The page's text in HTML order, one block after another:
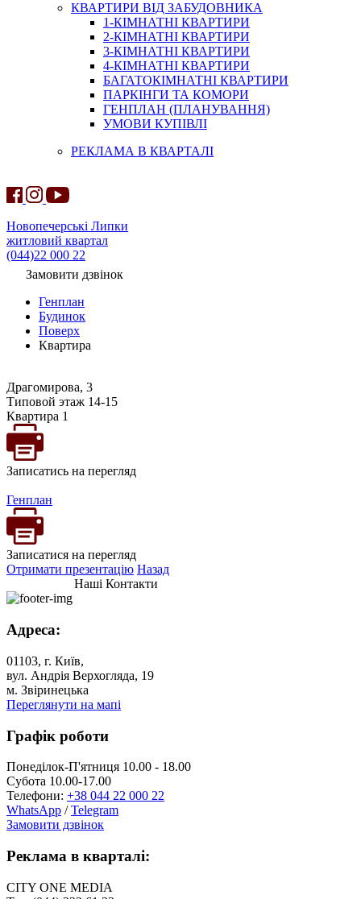
КВАРТИРИ ВІД ЗАБУДОВНИКА
1-КІМНАТНІ КВАРТИРИ
2-КІМНАТНІ КВАРТИРИ
3-КІМНАТНІ КВАРТИРИ
4-КІМНАТНІ КВАРТИРИ
БАГАТОКІМНАТНІ КВАРТИРИ
ПАРКІНГИ ТА КОМОРИ
ГЕНПЛАН (ПЛАНУВАННЯ)
УМОВИ КУПІВЛІ
РЕКЛАМА В КВАРТАЛІ
Новопечерські Липки
житловий квартал
(044)22 000 22
Замовити дзвінок
Генплан
Будинок
Поверх
Квартира
Драгомирова, 3
Типовой этаж 14-15
Квартира 1
Записатись на перегляд
Генплан
Записатися на перегляд
Отримати презентацію Назад
Наші Контакти
Адреса:
01103, г. Київ,
вул. Андрія Верхогляда, 19
м. Звіринецька
Переглянути на мапі
Графік роботи
Понеділок-П'ятниця 10.00 - 18.00
Субота 10.00-17.00
Телефони: +38 044 22 000 22
WhatsApp /Telegram
Замовити дзвінок
Реклама в кварталі:
CITY ONE MEDIA